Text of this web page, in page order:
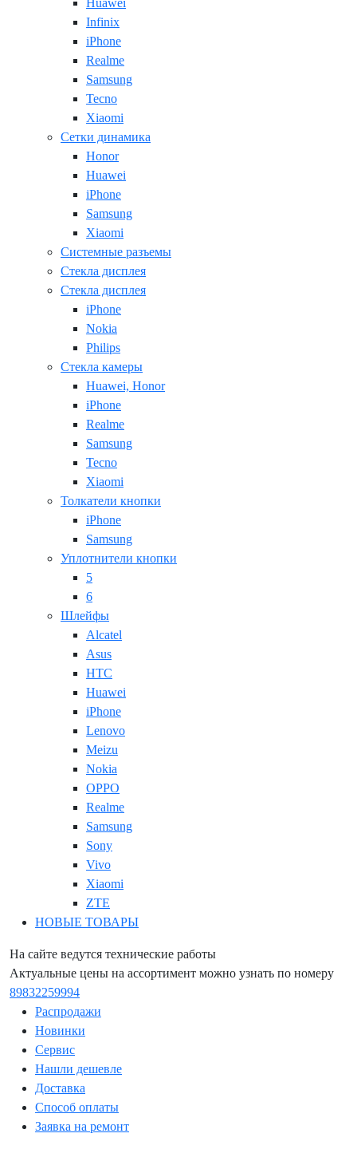
Huawei
Infinix
iPhone
Realme
Samsung
Tecno
Xiaomi
Сетки динамика
Honor
Huawei
iPhone
Samsung
Xiaomi
Системные разъемы
Стекла дисплея
Стекла дисплея
iPhone
Nokia
Philips
Стекла камеры
Huawei, Honor
iPhone
Realme
Samsung
Tecno
Xiaomi
Толкатели кнопки
iPhone
Samsung
Уплотнители кнопки
5
6
Шлейфы
Alcatel
Asus
HTC
Huawei
iPhone
Lenovo
Meizu
Nokia
OPPO
Realme
Samsung
Sony
Vivo
Xiaomi
ZTE
НОВЫЕ ТОВАРЫ
На сайте ведутся технические работы
Актуальные цены на ассортимент можно узнать по номеру
89832259994
Распродажи
Новинки
Сервис
Нашли дешевле
Доставка
Способ оплаты
Заявка на ремонт